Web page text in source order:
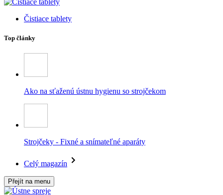
Čistiace tablety
Top články
Ako na sťaženú ústnu hygienu so strojčekom
Strojčeky - Fixné a snímateľné aparáty
Celý magazín
Přejít na menu